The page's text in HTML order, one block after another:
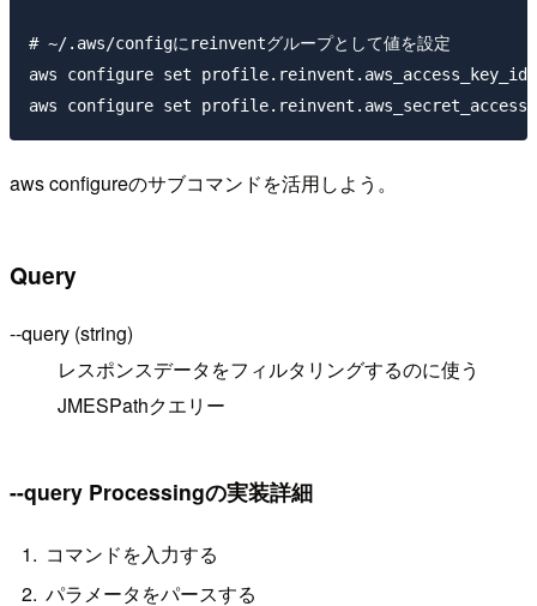
# ~/.aws/configにreinventグループとして値を設定
aws configure set profile.reinvent.aws_access_key_id
aws configureのサブコマンドを活用しよう。
Query
--query (string)
レスポンスデータをフィルタリングするのに使う
JMESPathクエリー
--query Processingの実装詳細
コマンドを入力する
パラメータをパースする